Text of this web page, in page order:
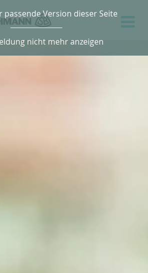
passende Version dieser Seite
nicht mehr anzeigen